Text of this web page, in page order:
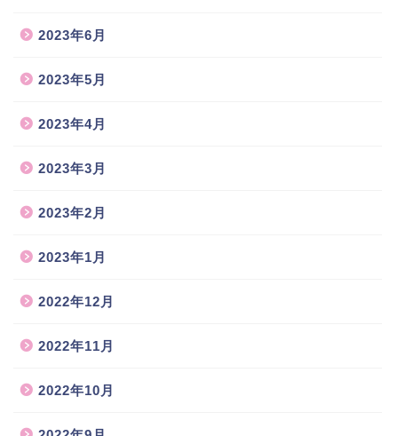
2023年6月
2023年5月
2023年4月
2023年3月
2023年2月
2023年1月
2022年12月
2022年11月
2022年10月